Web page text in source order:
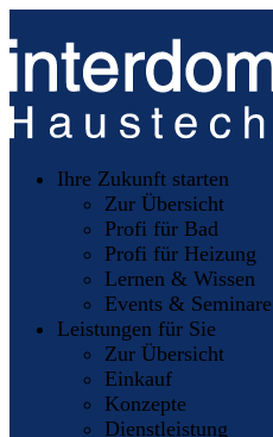
Ihre Zukunft starten
Zur Übersicht
Profi für Bad
Profi für Heizung
Lernen & Wissen
Events & Seminare
Leistungen für Sie
Zur Übersicht
Einkauf
Konzepte
Dienstleistung